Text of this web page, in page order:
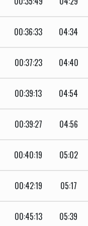
00:36:33 04:34
00:37:23 04:40
00:39:13 04:54
00:39:27 04:56
00:40:19 05:02
00:42:19 05:17
00:45:13 05:39